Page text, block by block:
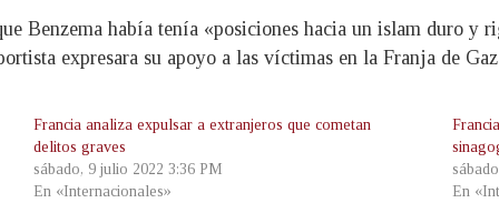
Benzema había tenía «posiciones hacia un islam duro y
expresara su apoyo a las víctimas en la Franja de
Francia analiza expulsar a extranjeros que cometan
delitos graves
sábado, 9 julio 2022 3:36 PM
En «Internacionales»
En